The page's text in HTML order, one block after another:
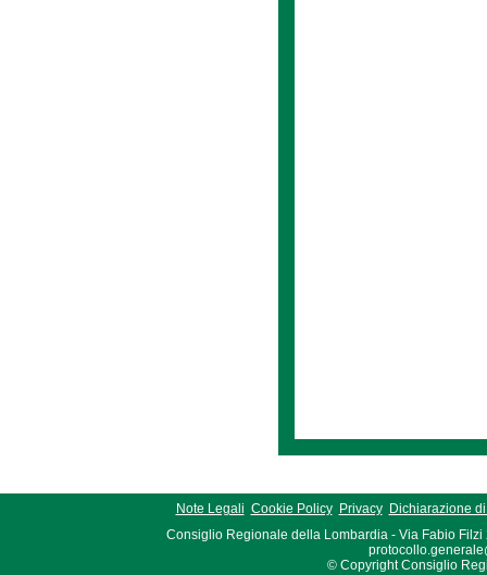
Note Legali Cookie Policy Privacy
Dichiarazione
Consiglio Regionale della Lombardia - Via Fabio Filzi
© Copyright Consiglio